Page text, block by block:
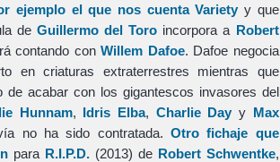
ejemplo el que nos cuenta Variety y que
de Guillermo del Toro incorpora a Robert
contando conWillem Dafoe. Dafoe negocia
en criaturas extraterrestres mientras que
acabar con los gigantescos invasores del
Hunnam, Idris Elba, Charlie Day y Max
no ha sido contratada. Otro fichaje que
para R.I.P.D. (2013) de Robert Schwentke,